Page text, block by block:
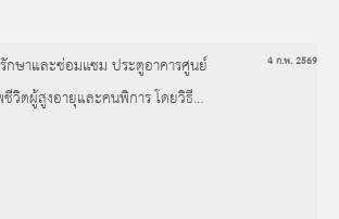
รักษาและซ่อมแซม ประตูอาคารศูนย์
ตผู้สูงอายุและคนพิการ โดยวิธี
4 ก.พ. 2569